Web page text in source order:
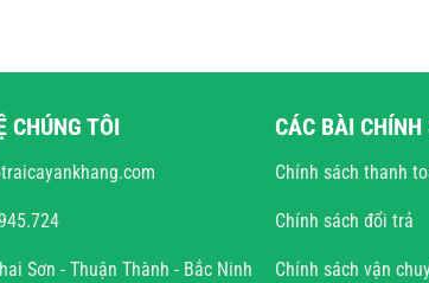
CHÚNG TÔI
Sơn - Thuận Thành - Bắc Ninh
CÁC BÀI CHÍNH
Chính sách thanh
Chính sách đổi trả
Chính sách vận